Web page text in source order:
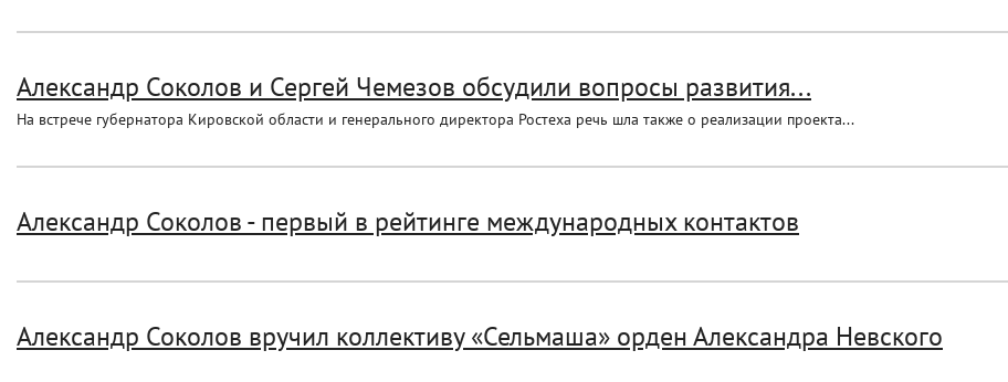
Александр Соколов и Сергей Чемезов обсудили вопросы развития...
На встрече губернатора Кировской области и генерального директора Ростеха речь шла также о реализации проекта...
Александр Соколов - первый в рейтинге международных контактов
Александр Соколов вручил коллективу «Сельмаша» орден Александра Невского